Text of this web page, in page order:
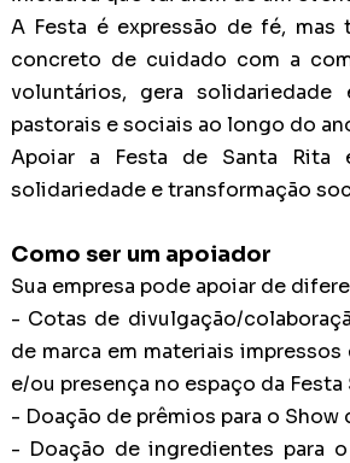
A Festa é expressão de fé, mas
concreto de cuidado com a
voluntários, gera solidariedade
pastorais e sociais ao longo do
Apoiar a Festa de Santa Rita
solidariedade e transformação
Como ser um apoiador
Sua empresa pode apoiar de
- Cotas de divulgação/
de marca em materiais
e/ou presença no espaço da Festa
- Doação de prêmios para o Show
- Doação de ingredientes para